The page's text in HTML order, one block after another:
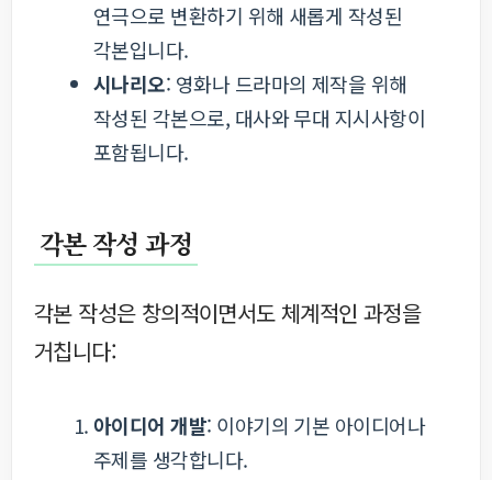
연극으로 변환하기 위해 새롭게 작성된
각본입니다.
시나리오: 영화나 드라마의 제작을 위해
작성된 각본으로, 대사와 무대 지시사항이
포함됩니다.
각본 작성 과정
각본 작성은 창의적이면서도 체계적인 과정을
거칩니다:
아이디어 개발: 이야기의 기본 아이디어나
주제를 생각합니다.